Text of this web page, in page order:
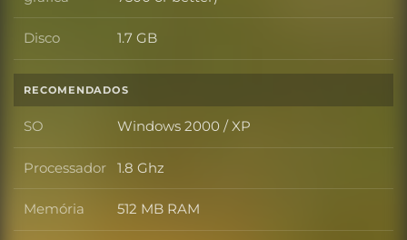
Disco Disco
1.7 GB
RECOMENDADOS
SO SO
Windows 2000 / XP
Processador Processador
1.8 Ghz
Memória Memória
512 MB RAM